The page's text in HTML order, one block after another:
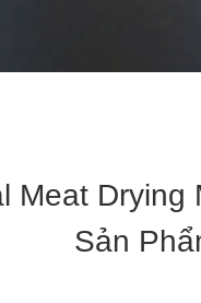
Meat
Sản